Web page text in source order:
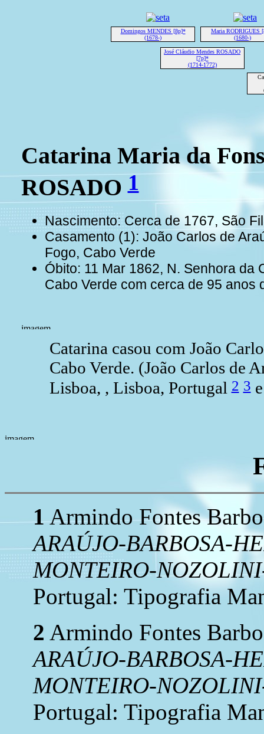
Domingos MENDES [8p]*
(1678-)
Maria RODRIGUES
(1680-)
José Cláudio Mendes ROSADO
[7p]*
(1714-1772)
Catarina Maria da
ROSADO1
Nascimento: Cerca de 1767, São
Casamento (1): João Carlos de
Fogo, Cabo Verde
Óbito: 11 Mar 1862, N. Senhora da
Cabo Verde com cerca de 95 anos
Catarina casou com João
Cabo Verde. (João Carlos de
Lisboa, , Lisboa, Portugal2 3e
1Armindo Fontes
ARAÚJO-BARBOSA-
MONTEIRO-
Portugal: Tipografia
2 Armindo Fontes
ARAÚJO-BARBOSA-
MONTEIRO-
Portugal: Tipografia